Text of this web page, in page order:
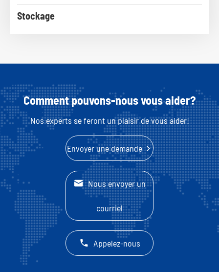
Stockage
Comment pouvons-nous vous aider?
Nos experts se feront un plaisir de vous aider!
Envoyer une demande
 Nous envoyer un
courriel
 Appelez-nous